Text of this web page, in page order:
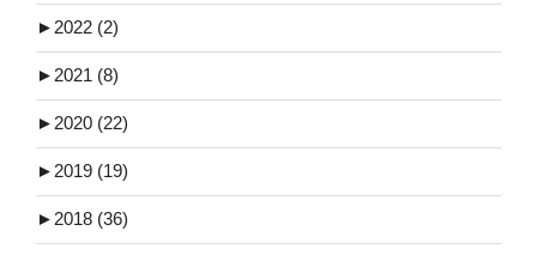
► 2022 (2)
► 2021 (8)
► 2020 (22)
► 2019 (19)
► 2018 (36)